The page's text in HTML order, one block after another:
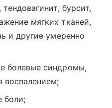
бурсит,
мягких тканей,
и другие умеренно
болевые синдромы,
боли;